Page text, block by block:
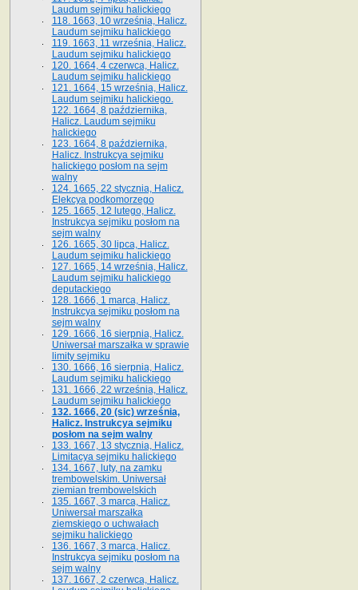
Laudum sejmiku halickiego
118. 1663, 10 września, Halicz.
Laudum sejmiku halickiego
119. 1663, 11 września, Halicz.
Laudum sejmiku halickiego
120. 1664, 4 czerwca, Halicz.
Laudum sejmiku halickiego
121. 1664, 15 września, Halicz.
Laudum sejmiku halickiego.
122. 1664, 8 października,
Halicz. Laudum sejmiku
halickiego
123. 1664, 8 października,
Halicz. Instrukcya sejmiku
halickiego posłom na sejm
walny
124. 1665, 22 stycznia, Halicz.
Elekcya podkomorzego
125. 1665, 12 lutego, Halicz.
Instrukcya sejmiku posłom na
sejm walny
126. 1665, 30 lipca, Halicz.
Laudum sejmiku halickiego
127. 1665, 14 września, Halicz.
Laudum sejmiku halickiego
deputackiego
128. 1666, 1 marca, Halicz.
Instrukcya sejmiku posłom na
sejm walny
129. 1666, 16 sierpnia, Halicz.
Uniwersał marszałka w sprawie
limity sejmiku
130. 1666, 16 sierpnia, Halicz.
Laudum sejmiku halickiego
131. 1666, 22 września, Halicz.
Laudum sejmiku halickiego
132. 1666, 20 (sic) września,
Halicz. Instrukcya sejmiku
posłom na sejm walny
133. 1667, 13 stycznia, Halicz.
Limitacya sejmiku halickiego
134. 1667, luty, na zamku
trembowelskim. Uniwersał
ziemian trembowelskich
135. 1667, 3 marca, Halicz.
Uniwersał marszałka
ziemskiego o uchwałach
sejmiku halickiego
136. 1667, 3 marca, Halicz.
Instrukcya sejmiku posłom na
sejm walny
137. 1667, 2 czerwca, Halicz.